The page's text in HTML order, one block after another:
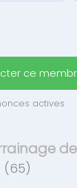
ce
actives
(65)